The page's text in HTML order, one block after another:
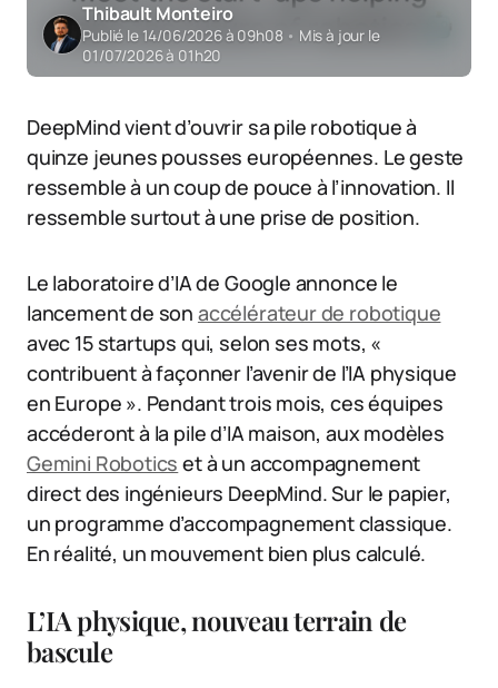
Thibault Monteiro
Publié le 14/06/2026 à 09h08 • Mis à jour le
01/07/2026 à 01h20
DeepMind vient d’ouvrir sa pile robotique à
quinze jeunes pousses européennes. Le geste
ressemble à un coup de pouce à l’innovation. Il
ressemble surtout à une prise de position.
Le laboratoire d’IA de Google annonce le
lancement de son accélérateur de robotique
avec 15 startups qui, selon ses mots, «
contribuent à façonner l’avenir de l’IA physique
en Europe ». Pendant trois mois, ces équipes
accéderont à la pile d’IA maison, aux modèles
Gemini Robotics et à un accompagnement
direct des ingénieurs DeepMind. Sur le papier,
un programme d’accompagnement classique.
En réalité, un mouvement bien plus calculé.
L’IA physique, nouveau terrain de
bascule